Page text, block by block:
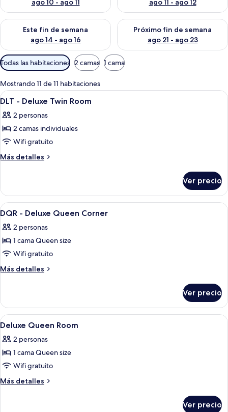
ago 10 - ago 11
ago 11 - ago 12
Este fin de semana
ago 14 - ago 16
Consulta la disponibilidad para este fin de semana ago 14 -
Próximo fin de semana
ago 21 - ago 23
Consulta la disponibilidad
Filtros
disponibles
para
las
habitaciones
Todas las habitaciones 2 camas 1 cama
Mostrando 11 de 11 habitaciones
Abrir
todas
las
fotos
de
DLT
Twin
Room
Caja de seguridad en la habitación y
11
DLT - Deluxe Twin Room
2 personas
2 camas individuales
Wifi gratuito
Más detalles
Más
-
Deluxe
Twin
Ver precio
Abrir
todas
las
fotos
de
DQR
Queen
Corner
Caja de seguridad en la habitación y
11
DQR - Deluxe Queen Corner
2 personas
1 cama Queen size
Wifi gratuito
Más detalles
Más
-
Deluxe
Queen
Ver precio
Abrir
todas
las
fotos
de
Deluxe
Habitación de hotel moderna con
8
Deluxe Queen Room
2 personas
1 cama Queen size
Wifi gratuito
Más detalles
Más
Ver precio